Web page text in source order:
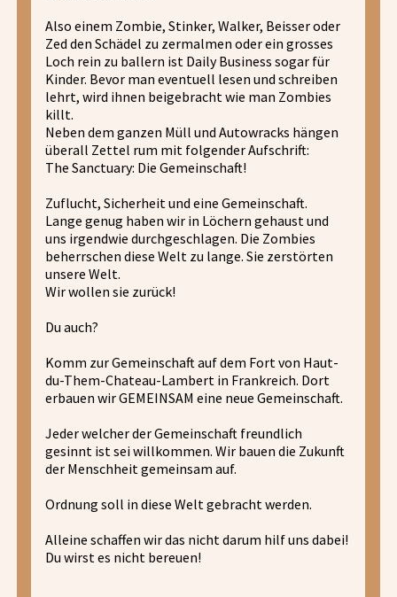
Also einem Zombie, Stinker, Walker, Beisser oder
Zed den Schädel zu zermalmen oder ein grosses
Loch rein zu ballern ist Daily Business sogar für
Kinder. Bevor man eventuell lesen und schreiben
lehrt, wird ihnen beigebracht wie man Zombies
killt.
Neben dem ganzen Müll und Autowracks hängen
überall Zettel rum mit folgender Aufschrift:
The Sanctuary: Die Gemeinschaft!
Zuflucht, Sicherheit und eine Gemeinschaft.
Lange genug haben wir in Löchern gehaust und
uns irgendwie durchgeschlagen. Die Zombies
beherrschen diese Welt zu lange. Sie zerstörten
unsere Welt.
Wir wollen sie zurück!
Du auch?
Komm zur Gemeinschaft auf dem Fort von Haut-
du-Them-Chateau-Lambert in Frankreich. Dort
erbauen wir GEMEINSAM eine neue Gemeinschaft.
Jeder welcher der Gemeinschaft freundlich
gesinnt ist sei willkommen. Wir bauen die Zukunft
der Menschheit gemeinsam auf.
Ordnung soll in diese Welt gebracht werden.
Alleine schaffen wir das nicht darum hilf uns dabei!
Du wirst es nicht bereuen!